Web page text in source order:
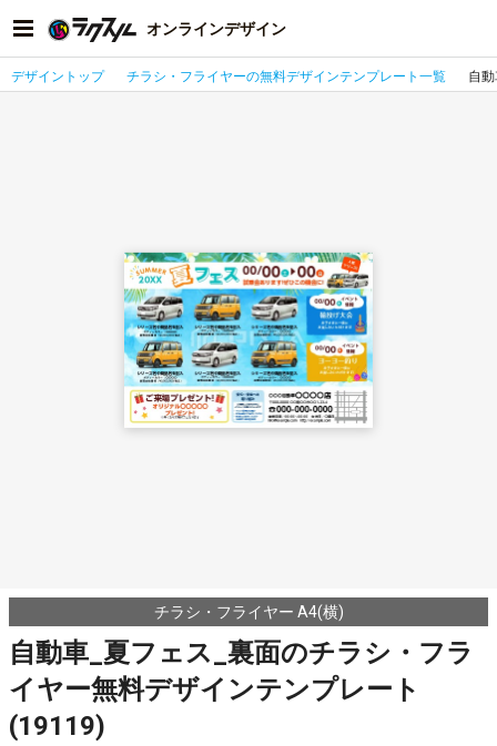
オンラインデザイン
デザイントップ チラシ・フライヤーの無料デザインテンプレート一覧 自
チラシ・フライヤー A4(横)
自動車_夏フェス_裏面のチラシ・フラ
イヤー無料デザインテンプレート
(19119)